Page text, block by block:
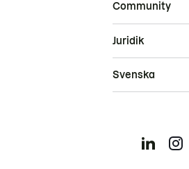
Community
Juridik
Svenska